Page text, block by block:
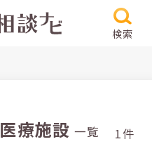
検索
医療施設 一覧 1件